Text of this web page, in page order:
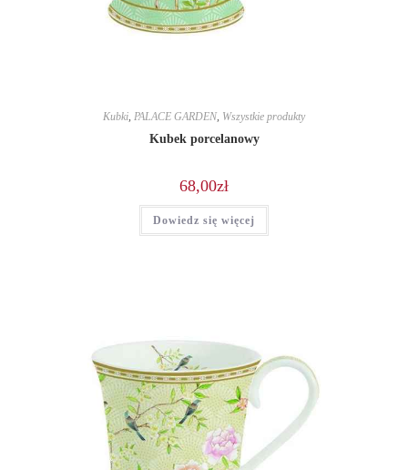
Kubki, PALACE GARDEN, Wszystkie produkty
Kubek porcelanowy
68,00zł
Dowiedz się więcej